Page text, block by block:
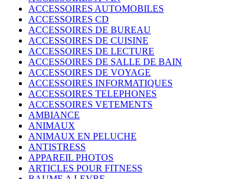
ACCESSOIRES AUTOMOBILES
ACCESSOIRES CD
ACCESSOIRES DE BUREAU
ACCESSOIRES DE CUISINE
ACCESSOIRES DE LECTURE
ACCESSOIRES DE SALLE DE BAIN
ACCESSOIRES DE VOYAGE
ACCESSOIRES INFORMATIQUES
ACCESSOIRES TELEPHONES
ACCESSOIRES VETEMENTS
AMBIANCE
ANIMAUX
ANIMAUX EN PELUCHE
ANTISTRESS
APPAREIL PHOTOS
ARTICLES POUR FITNESS